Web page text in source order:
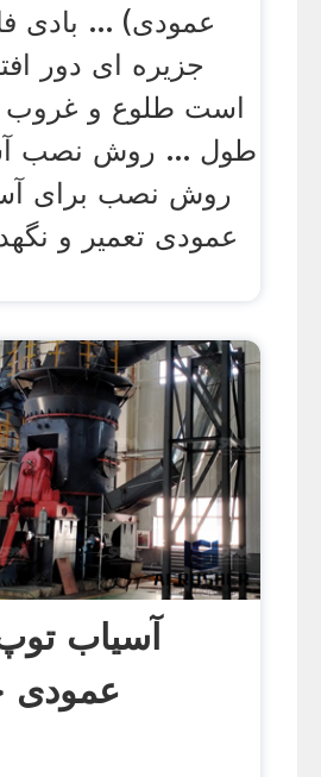
عمودی) ... بادی
جزیره ای دور
است طلوع و غروب
طول ... روش نصب
روش نصب برای
عمودی تعمیر و
آسیاب
عمودی